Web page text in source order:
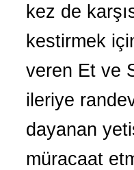
kez de
kestirmek
veren Et ve
ileriye
dayanan
müracaat